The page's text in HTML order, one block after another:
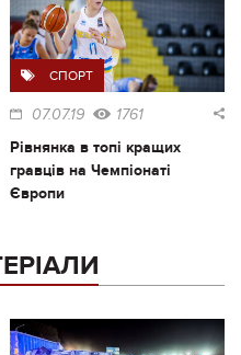
СПОРТ
07.07.19 1761
Рівнянка в топі кращих
гравців на Чемпіонаті
Європи